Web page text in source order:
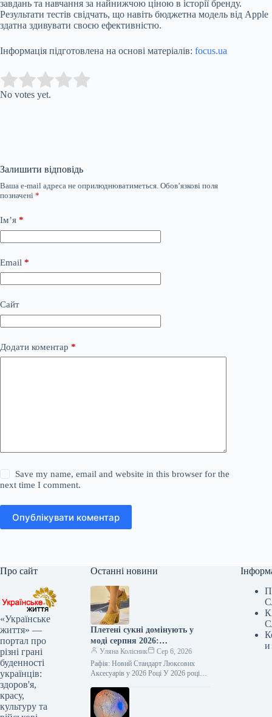
завдань та навчання за найнижчою ціною в історії бренду.
Результати тестів свідчать, що навіть бюджетна модель від Apple
здатна здивувати своєю ефективністю.
Інформація підготовлена на основі матеріалів: focus.ua
Rate this item:
No votes yet.
Залишити відповідь
Ваша e-mail адреса не оприлюднюватиметься. Обов’язкові поля
позначені *
Ім’я *
Email *
Сайт
Додати коментар *
Save my name, email and website in this browser for the
next time I comment.
Опублікувати коментар
Про сайт
«Українське
життя» —
портал про
різні грані
буденності
українців:
здоров'я,
красу,
культуру та
Останні новини
Плетені сукні домінують у
моді серпня 2026:
елегантність, що перевершує
шкіру
Уляна Колісник
Сер 6, 2026
Рафія: Новий Стандарт Люксових
Аксесуарів у 2026 Році У 2026 році
серед ключових матеріалів у…
и